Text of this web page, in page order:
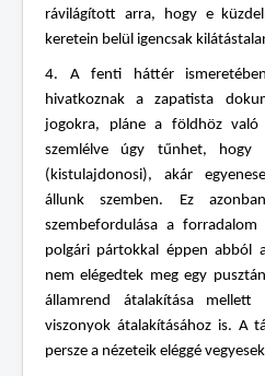
rávilágított arra, hogy e
keretein belül igencsak
4. A fenti háttér
hivatkoznak a zapatista
jogokra, pláne a földhöz való
szemlélve úgy tűnhet,
(kistulajdonosi), akár
állunk szemben. Ez
szembefordulása a
polgári pártokkal éppen abból
nem elégedtek meg egy
államrend átalakítása mellett
viszonyok átalakításához is. A
persze a nézeteik eléggé